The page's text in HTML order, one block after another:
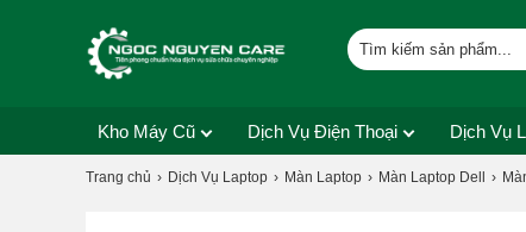
Kho Máy Cũ Dịch Vụ Điện Thoại Dịch Vụ
Trang chủ Dịch Vụ Laptop Màn Laptop Màn Laptop Dell